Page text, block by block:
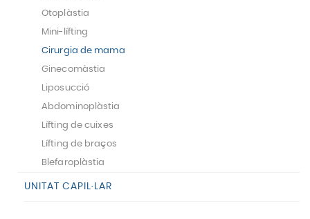
Otoplàstia
Mini-lífting
Cirurgia de mama
Ginecomàstia
Liposucció
Abdominoplàstia
Lífting de cuixes
Lífting de braços
Blefaroplàstia
UNITAT CAPIL·LAR